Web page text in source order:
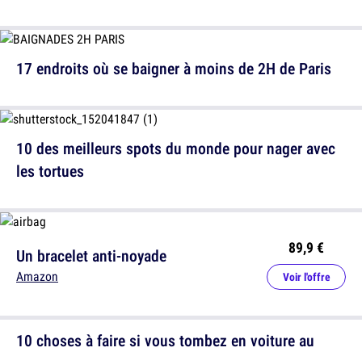
17 endroits où se baigner à moins de 2H de Paris
10 des meilleurs spots du monde pour nager avec
les tortues
Un bracelet anti-noyade
Amazon
89,9 €
Voir l'offre
10 choses à faire si vous tombez en voiture au